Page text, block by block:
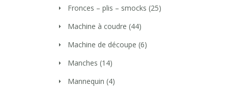
Fronces – plis – smocks (25)
Machine à coudre (44)
Machine de découpe (6)
Manches (14)
Mannequin (4)